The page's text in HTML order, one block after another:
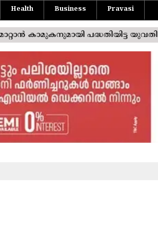
Health Business Pravasi